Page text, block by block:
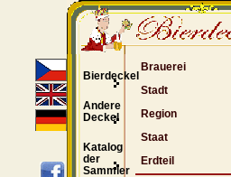
Brauerei
Stadt
Region
Staat
Erdteil
Bierdeckel
Andere
Deckel
Katalog
der
Sammler